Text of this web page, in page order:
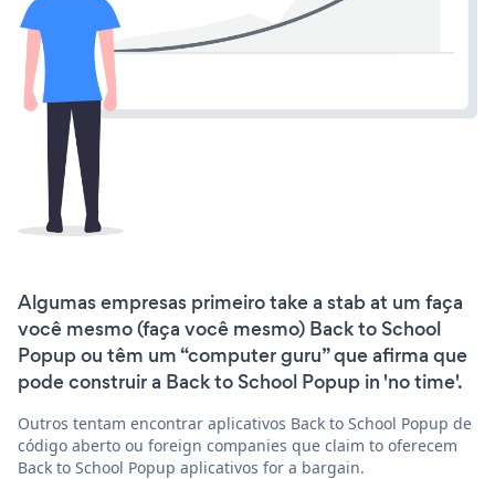
Algumas empresas primeiro take a stab at um faça
você mesmo (faça você mesmo) Back to School
Popup ou têm um “computer guru” que afirma que
pode construir a Back to School Popup in 'no time'.
Outros tentam encontrar aplicativos Back to School Popup de
código aberto ou foreign companies que claim to oferecem
Back to School Popup aplicativos for a bargain.